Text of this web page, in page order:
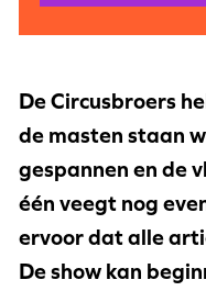
De Circusbroers
de masten staan
gespannen en de
één veegt nog
ervoor dat alle
De show kan